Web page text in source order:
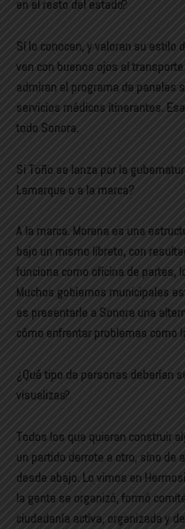
en el resto del estado?
Sí lo conocen, y valoran su estilo
ven con buenos ojos el
admiran el programa de paneles
servicios médicos itinerantes.
todo Sonora.
Si Toño se lanza por la
Lamarque o a la marca?
A la marca. Morena es una
bajo un mismo libreto, con
funciona como oficina de partes,
Muchos gobiernos municipales
es presentarle a Sonora una
cómo enfrentar problemas como
¿Qué tipo de personas deberían
visualizas?
Todos los que quieran construir
un partido derrote a otro, sino de
desde abajo. Lo vimos en
la gente se organizó, formó
ciudadanía activa, organizada y